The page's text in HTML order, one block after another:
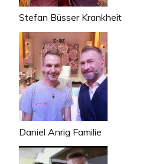
Stefan Büsser Krankheit
Daniel Anrig Familie